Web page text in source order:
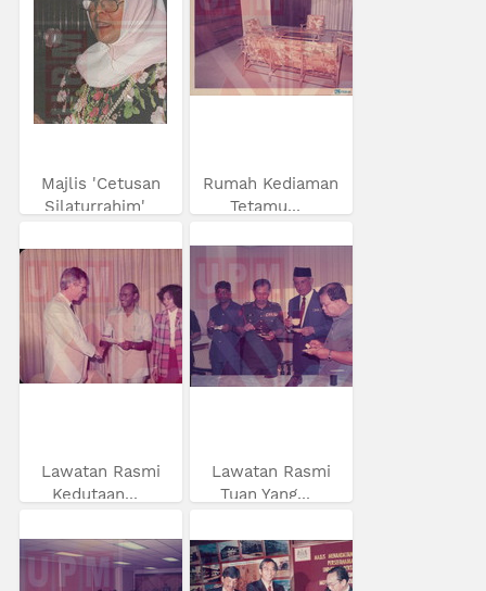
Majlis 'Cetusan
Silaturrahim'
Rumah Kediaman
Tetamu...
Lawatan Rasmi
Kedutaan...
Lawatan Rasmi
Tuan Yang...